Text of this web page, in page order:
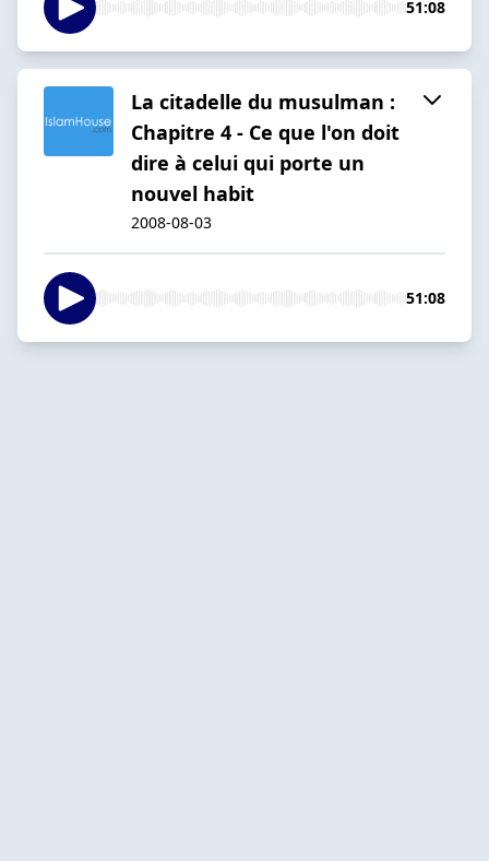
51:08
La citadelle du musulman :
Chapitre 4 - Ce que l'on doit
dire à celui qui porte un
nouvel habit
2008-08-03
51:08